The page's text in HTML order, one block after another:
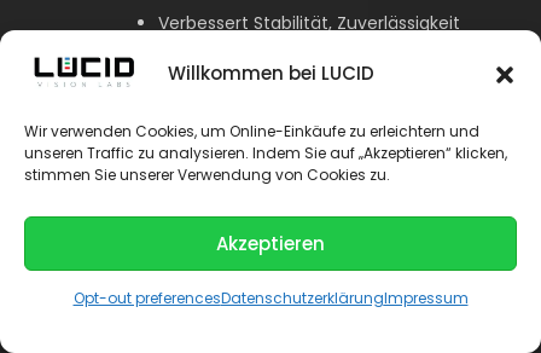
Willkommen bei LUCID
Wir verwenden Cookies, um Online-Einkäufe zu erleichtern und
unseren Traffic zu analysieren. Indem Sie auf „Akzeptieren“ klicken,
stimmen Sie unserer Verwendung von Cookies zu.
Akzeptieren
Opt-out preferencesDatenschutzerklärungImpressum
Verbessert Stabilität, Zuverlässigkeit
Streaming großer Bilder mit kleinen
Paketgrößen
System beeinflusst